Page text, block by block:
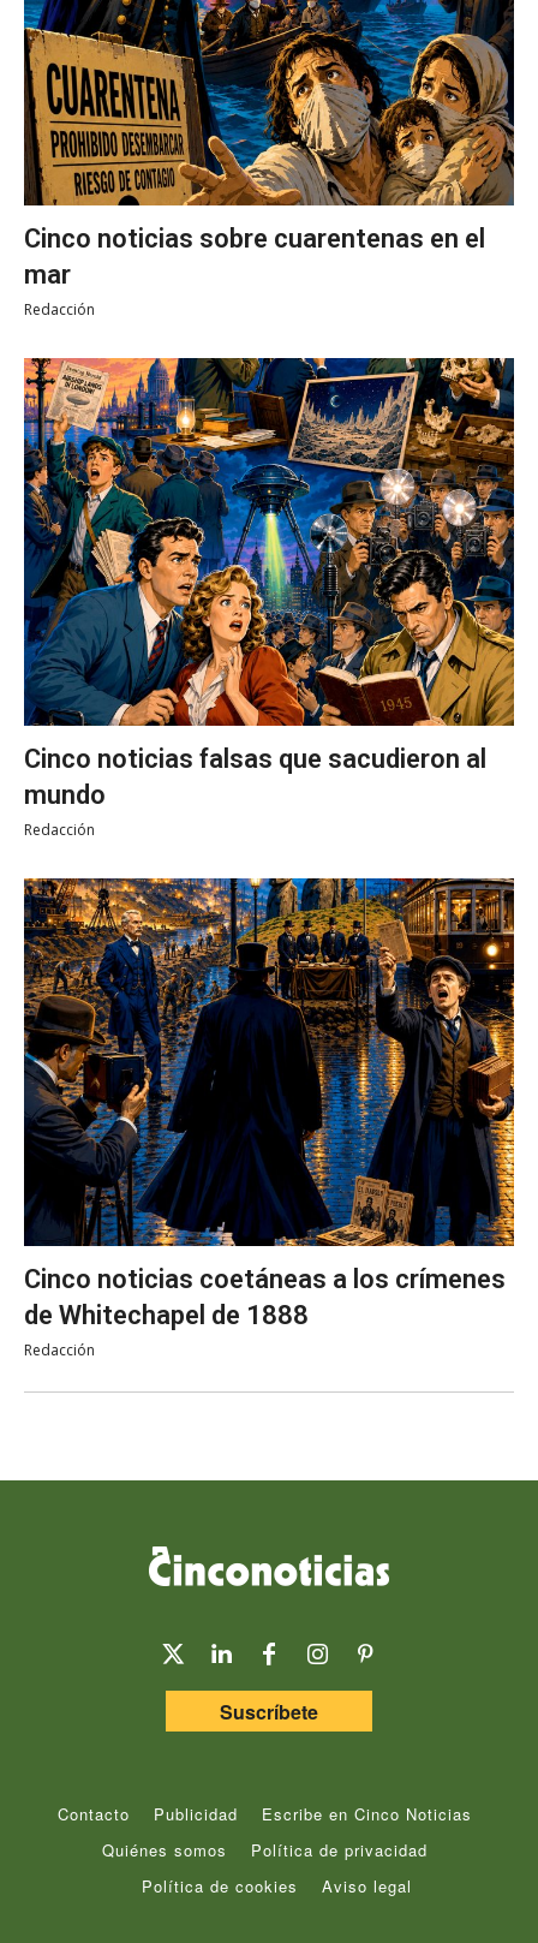
Cinco noticias sobre cuarentenas en el
mar
Redacción
Cinco noticias falsas que sacudieron al
mundo
Redacción
Cinco noticias coetáneas a los crímenes
de Whitechapel de 1888
Redacción
Suscríbete
Contacto Publicidad
Escribe en Cinco Noticias
Quiénes somos
Política de privacidad
Política de cookies
Aviso legal